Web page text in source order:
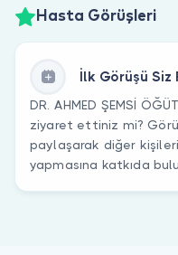
Hasta Görüşleri
İlk Görüşü Siz
DR. AHMED ŞEMSİ
ziyaret ettiniz mi?
paylaşarak diğer
yapmasına katkıda